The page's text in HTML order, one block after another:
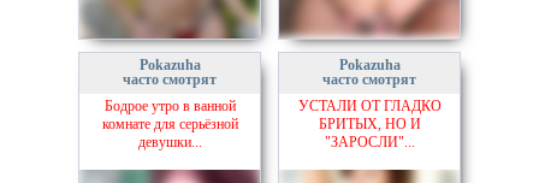
Pokazuha
часто смотрят
Бодрое утро в ванной
комнате для серьёзной
девушки...
Pokazuha
часто смотрят
УСТАЛИ ОТ ГЛАДКО
БРИТЫХ, НО И
"ЗАРОСЛИ"...